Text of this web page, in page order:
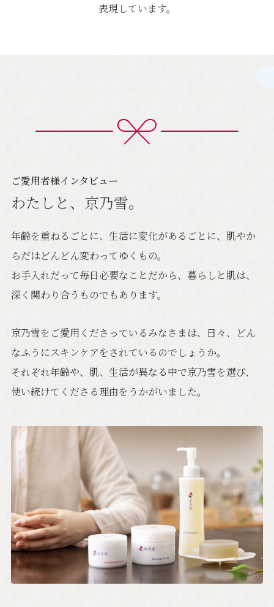
表現しています。
ご愛用者様インタビュー
わたしと、京乃雪。
年齢を重ねるごとに、生活に変化があるごとに、 肌やか
らだはどんどん変わってゆくもの。
お手入れだって毎日必要なことだから、 暮らしと肌は、
深く関わり合うものでもあります。
京乃雪をご愛用くださっているみなさまは、
日々、どん
なふうにスキンケアをされているのでしょうか。
それぞれ年齢や、肌、生活が異なる中で京乃雪を選び、
使い続けてくださる理由をうかがいました。